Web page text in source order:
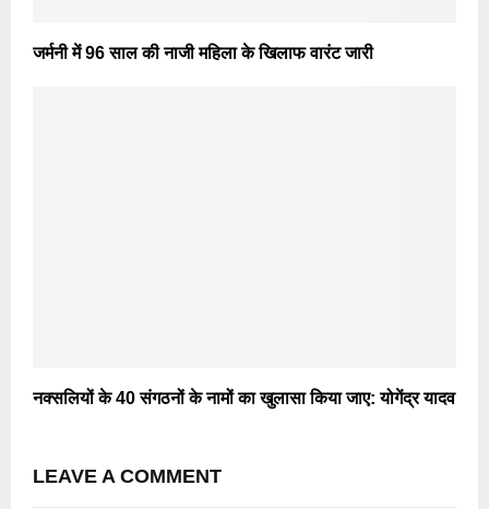
जर्मनी में 96 साल की नाजी महिला के खिलाफ वारंट जारी
नक्सलियों के 40 संगठनों के नामों का खुलासा किया जाए: योगेंद्र यादव
LEAVE A COMMENT